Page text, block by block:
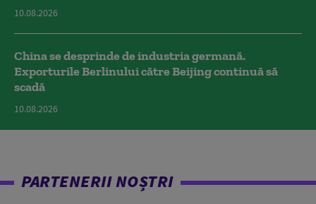
10.08.2026
China se desprinde de industria germană.
Exporturile Berlinului către Beijing continuă să
scadă
10.08.2026
PARTENERII NOȘTRI